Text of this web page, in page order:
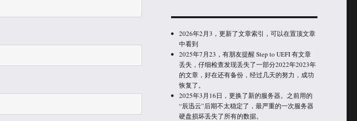
2026年2月3，更新了文章索引，可以在置顶文章
中看到
2025年7月23，有朋友提醒 Step to UEFI 有文章
丢失，仔细检查发现丢失了一部分2022年2023年
的文章，好在还有备份，经过几天的努力，成功
恢复了。
2025年3月16日，更换了新的服务器。之前用的
“辰迅云”后期不太稳定了，最严重的一次服务器
硬盘损坏丢失了所有的数据。